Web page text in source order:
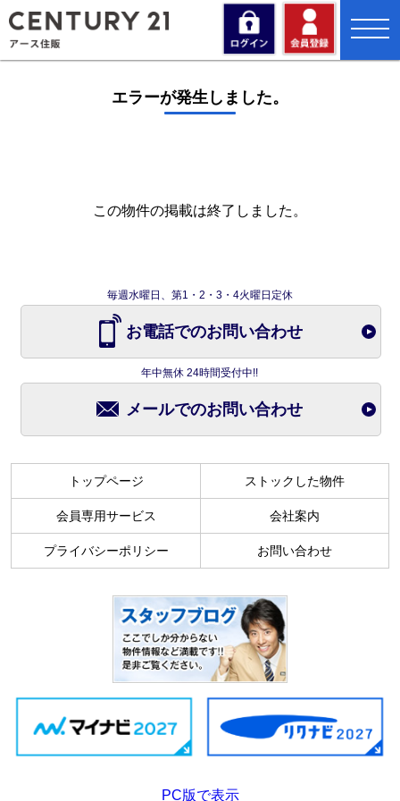
toggle
エラーが発生しました。
この物件の掲載は終了しました。
毎週水曜日、第1・2・3・4火曜日定休
お電話でのお問い合わせ
年中無休 24時間受付中!!
メールでのお問い合わせ
トップページ ストックした物件
会員専用サービス 会社案内
プライバシーポリシー お問い合わせ
PC版で表示